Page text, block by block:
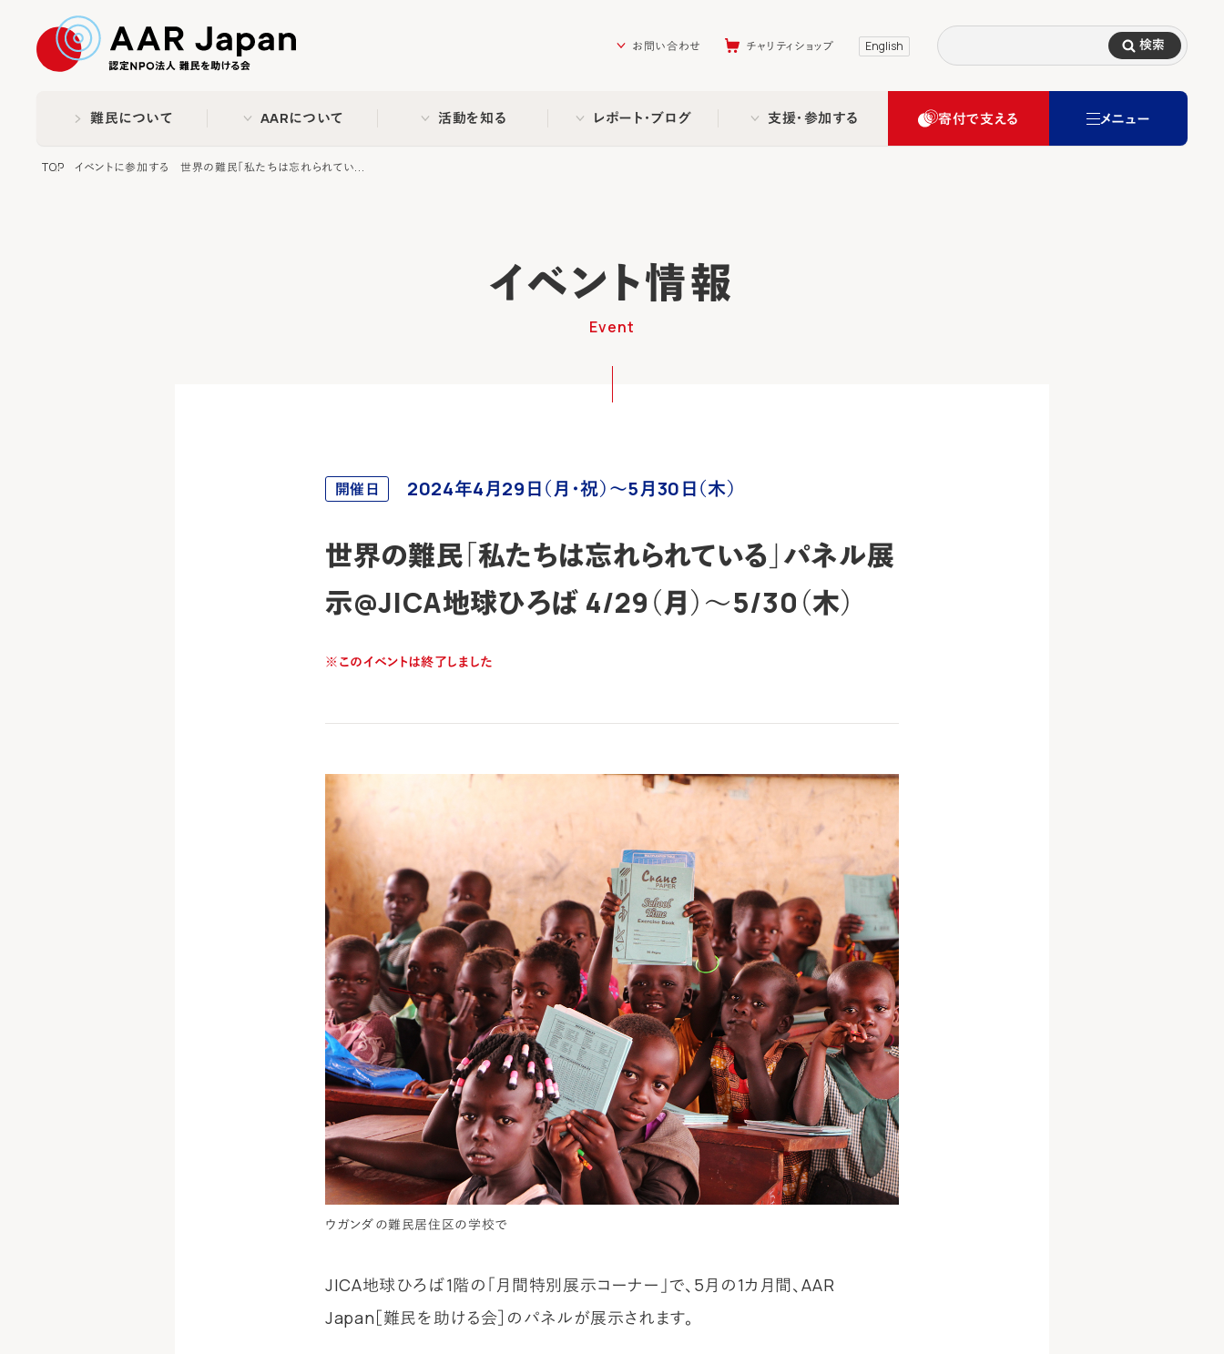
お問い合わせ
チャリティショップ English 検索
難民について AARについて 活動を知る レポート・ブログ 支援・参加する 寄付で支える メニュー
TOP イベントに参加する 世界の難民「私たちは忘れられてい...
イベント情報
Event
開催日 2024年4月29日（月・祝）～5月30日（木）
世界の難民「私たちは忘れられている」パネル展
示@JICA地球ひろば 4/29（月）～5/30（木）
※このイベントは終了しました
ウガンダの難民居住区の学校で
JICA地球ひろば1階の「月間特別展示コーナー」で、5月の1カ月間、AAR
Japan［難民を助ける会］のパネルが展示されます。